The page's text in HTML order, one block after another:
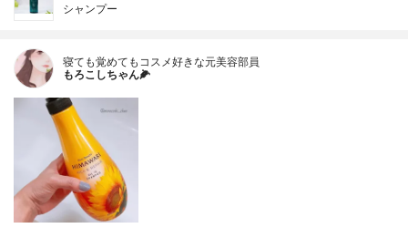
シャンプー
寝ても覚めてもコスメ好きな元美容部員
もろこしちゃん🌽